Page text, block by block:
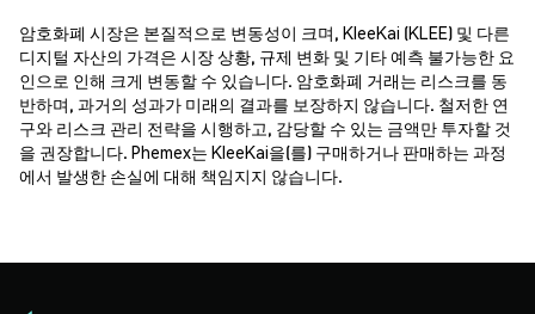
암호화폐 시장은 본질적으로 변동성이 크며, KleeKai (KLEE) 및 다른
디지털 자산의 가격은 시장 상황, 규제 변화 및 기타 예측 불가능한 요
인으로 인해 크게 변동할 수 있습니다. 암호화폐 거래는 리스크를 동
반하며, 과거의 성과가 미래의 결과를 보장하지 않습니다. 철저한 연
구와 리스크 관리 전략을 시행하고, 감당할 수 있는 금액만 투자할 것
을 권장합니다. Phemex는 KleeKai을(를) 구매하거나 판매하는 과정
에서 발생한 손실에 대해 책임지지 않습니다.